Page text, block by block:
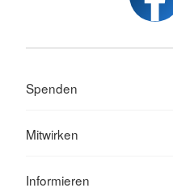
Spenden
Mitwirken
Informieren